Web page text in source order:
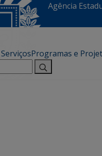
Agência
ServiçosProgramas e